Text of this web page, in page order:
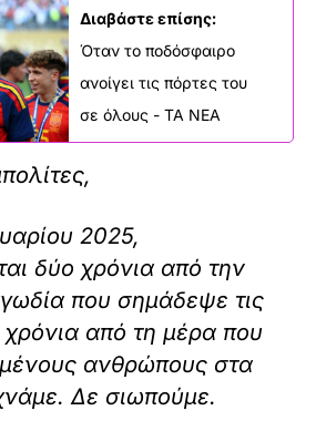
Διαβάστε επίσης:
Όταν το ποδόσφαιρο
ανοίγει τις πόρτες του
σε όλους - ΤΑ ΝΕΑ
2025,
δύο χρόνια από την
που σημάδεψε τις
από τη μέρα που
ανθρώπους στα
Δε σιωπούμε.